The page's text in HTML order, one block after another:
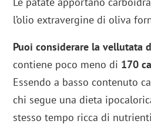
l’olio extravergine di oliva
Puoi considerare la vellutata
contiene poco meno di 170
Essendo a basso contenuto
chi segue una dieta
stesso tempo ricca di